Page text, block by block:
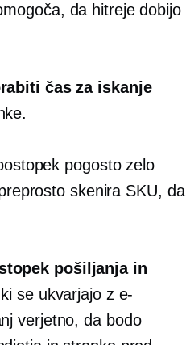
da hitreje dobijo
čas za iskanje
pogosto zelo
skenira SKU, da
pošiljanja in
se ukvarjajo z e-
verjetno, da bodo